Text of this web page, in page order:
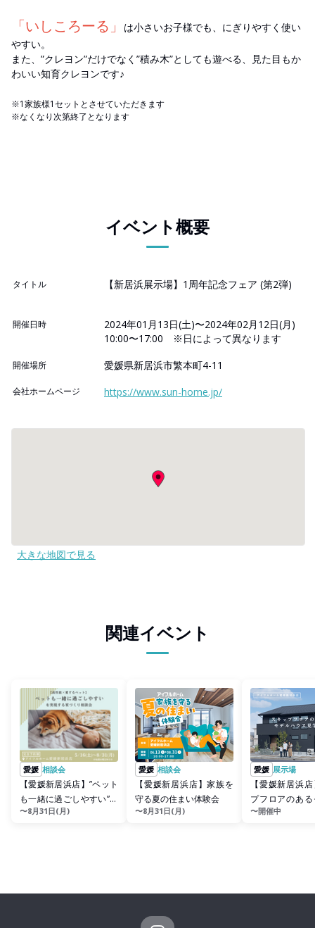
「いしころーる」
は小さいお子様でも、にぎりやすく使い
やすい。
また、”クレヨン”だけでなく”積み木”としても遊べる、見た目もか
わいい知育クレヨンです♪
※1家族様1セットとさせていただきます
※なくなり次第終了となります
イベント概要
タイトル 【新居浜展示場】1周年記念フェア (第2弾)
開催日時
2024年01月13日(土)〜2024年02月12日(月)
10:00〜17:00 ※日によって異なります
開催場所 愛媛県新居浜市繁本町4-11
会社ホームページ https://www.sun-home.jp/
大きな地図で見る
関連イベント
愛媛 相談会
【愛媛新居浜店】”ペット
も一緒に過ごしやすい”を
実現する家づくり相談会
〜8月31日(月)
愛媛 相談会
【愛媛新居浜店】家族を
守る夏の住まい体験会
〜8月31日(月)
愛媛 展示場
【愛媛新居浜
プフロアのあ
ウス見学会
〜開催中